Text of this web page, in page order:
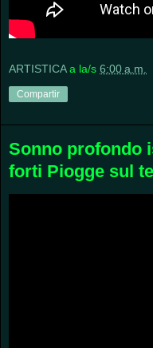
ARTISTICA a la/s 6:00 a.m.
Compartir
Sonno profondo
forti Piogge sul